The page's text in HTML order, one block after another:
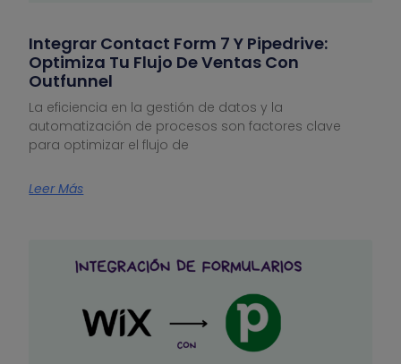
Integrar Contact Form 7 Y Pipedrive:
Optimiza Tu Flujo De Ventas Con
Outfunnel
La eficiencia en la gestión de datos y la
automatización de procesos son factores clave
para optimizar el flujo de
Leer Más